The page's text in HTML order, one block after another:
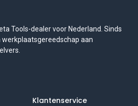
Tools-dealer voor Nederland. Sinds
aan
Klantenservice